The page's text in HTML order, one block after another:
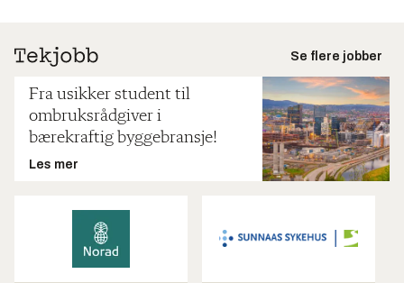
Se flere jobber
Fra usikker student til
ombruksrådgiver i
bærekraftig byggebransje!
Les mer